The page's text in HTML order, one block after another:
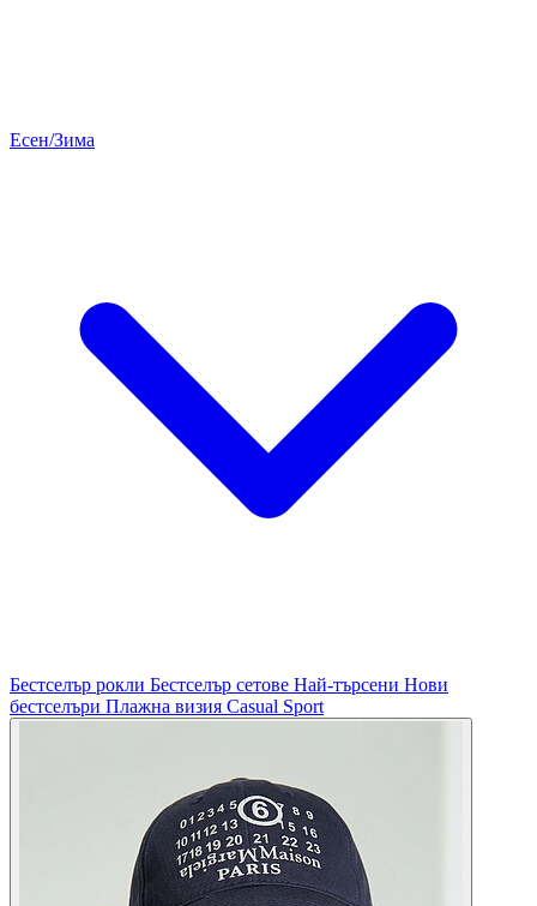
Есен/Зима
Бестселър рокли Бестселър сетове Най-търсени Нови
бестселъри Плажна визия Casual Sport